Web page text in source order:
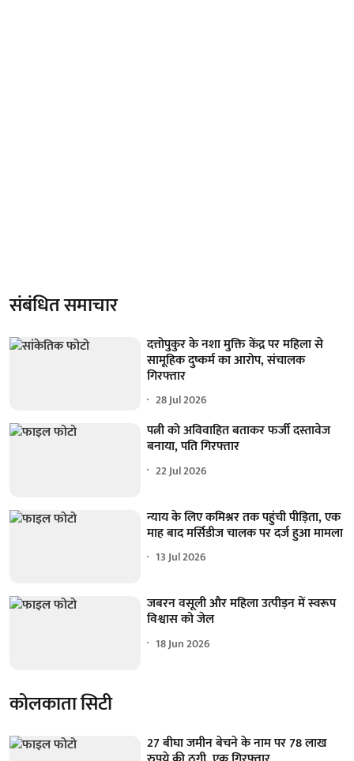
संबंधित समाचार
दत्तोपुकुर के नशा मुक्ति केंद्र पर महिला से
सामूहिक दुष्कर्म का आरोप, संचालक
गिरफ्तार
28 Jul 2026
पत्नी को अविवाहित बताकर फर्जी दस्तावेज
बनाया, पति गिरफ्तार
22 Jul 2026
न्याय के लिए कमिश्नर तक पहुंची पीड़िता, एक
माह बाद मर्सिडीज चालक पर दर्ज हुआ मामला
13 Jul 2026
जबरन वसूली और महिला उत्पीड़न में स्वरूप
विश्वास को जेल
18 Jun 2026
कोलकाता सिटी
27 बीघा जमीन बेचने के नाम पर 78 लाख